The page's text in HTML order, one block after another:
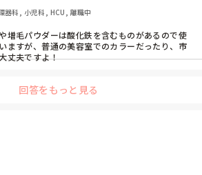
器科, 小児科, HCU, 離職中
増毛パウダーは酸化鉄を含むものがあるので使
ますが、普通の美容室でのカラーだったり、市
丈夫ですよ！
回答をもっと見る